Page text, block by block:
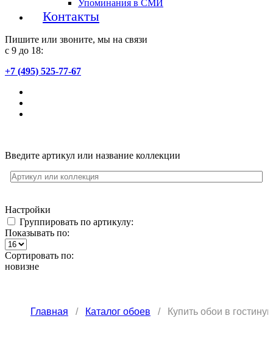
Упоминания в СМИ
Контакты
Пишите или звоните, мы на связи
с 9 до 18:
+7 (495) 525-77-67
Введите артикул или название коллекции
Настройки
Группировать по артикулу:
Показывать по:
Сортировать по:
новизне
Главная / Каталог обоев / Купить обои в